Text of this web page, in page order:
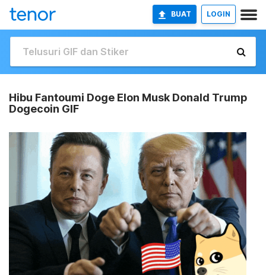
BUAT LOGIN
Hibu Fantoumi Doge Elon Musk Donald Trump
Dogecoin GIF